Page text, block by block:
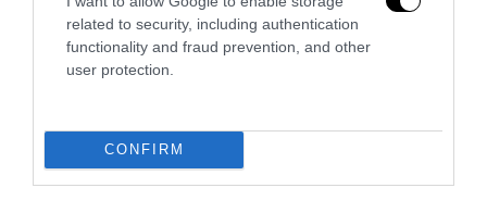
related to security, including authentication
functionality and fraud prevention, and other
user protection.
CONFIRM